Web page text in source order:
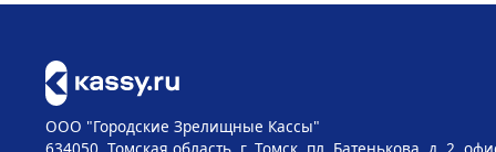
ООО "Городские Зрелищные Кассы"